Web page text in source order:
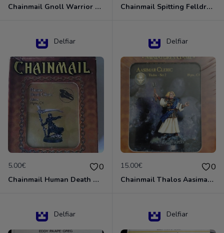
Chainmail Gnoll Warrior Dungeons & Dragons Chainmail Spitting Felldrake
Delfiar
5.00€ 0
Chainmail Human Death Cleric
Delfiar
15.00€ 0
Chainmail Thalos Aasimar Cleric
Delfiar Delfiar